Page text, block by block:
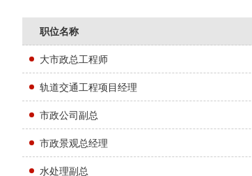
职位名称
大市政总工程师
轨道交通工程项目经理
市政公司副总
市政景观总经理
水处理副总